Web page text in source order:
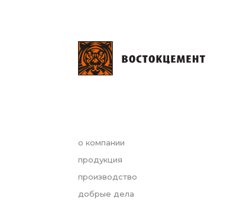
о компании
продукция
производство
добрые дела